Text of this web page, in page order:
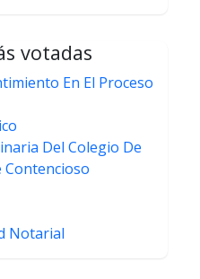
votadas
En El Proceso
Del Colegio De
Contencioso
Notarial